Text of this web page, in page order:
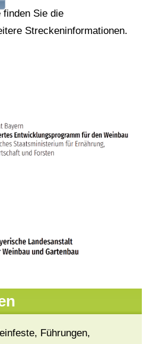
finden Sie die
Streckeninformationen.
Führungen,